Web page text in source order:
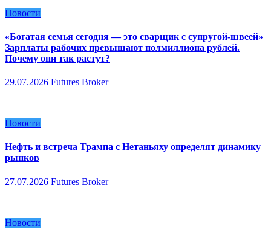
Новости
«Богатая семья сегодня — это сварщик с супругой-швеей»
Зарплаты рабочих превышают полмиллиона рублей.
Почему они так растут?
29.07.2026 Futures Broker
Новости
Нефть и встреча Трампа с Нетаньяху определят динамику
рынков
27.07.2026 Futures Broker
Новости